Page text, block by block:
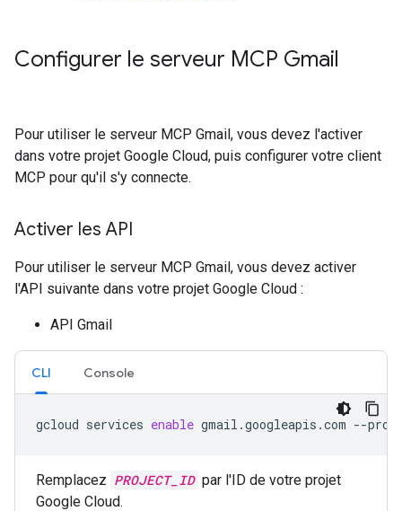
Configurer le serveur MCP Gmail
Pour utiliser le serveur MCP Gmail, vous devez l'activer
dans votre projet Google Cloud, puis configurer votre client
MCP pour qu'il s'y connecte.
Activer les API
Pour utiliser le serveur MCP Gmail, vous devez activer
l'API suivante dans votre projet Google Cloud :
API Gmail
CLI Console
gcloud services enable gmail.googleapis.com --
Remplacez PROJECT_ID par l'ID de votre projet
Google Cloud.